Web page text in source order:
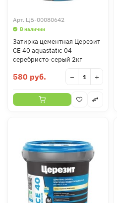
Арт. ЦБ-00080642
В наличии
Затирка цементная Церезит
CE 40 aquastatic 04
серебристо-серый 2кг
580 руб. − +